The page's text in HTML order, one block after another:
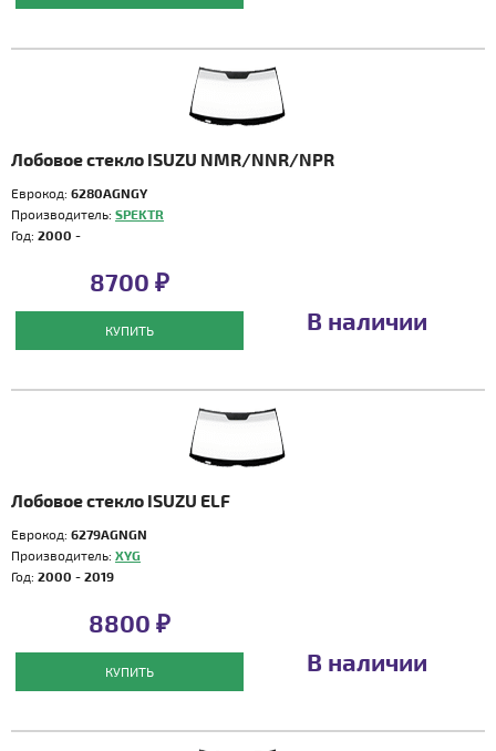
Лобовое стекло ISUZU NMR/NNR/NPR
Еврокод: 6280AGNGY
Производитель: SPEKTR
Год: 2000 -
8700 ₽
КУПИТЬ В наличии
Лобовое стекло ISUZU ELF
Еврокод: 6279AGNGN
Производитель: XYG
Год: 2000 - 2019
8800 ₽
КУПИТЬ В наличии